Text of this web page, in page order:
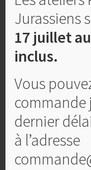
Carte de
Jurassiens
17 juillet
inclus.
Vous
commande
dernier
à l’adresse